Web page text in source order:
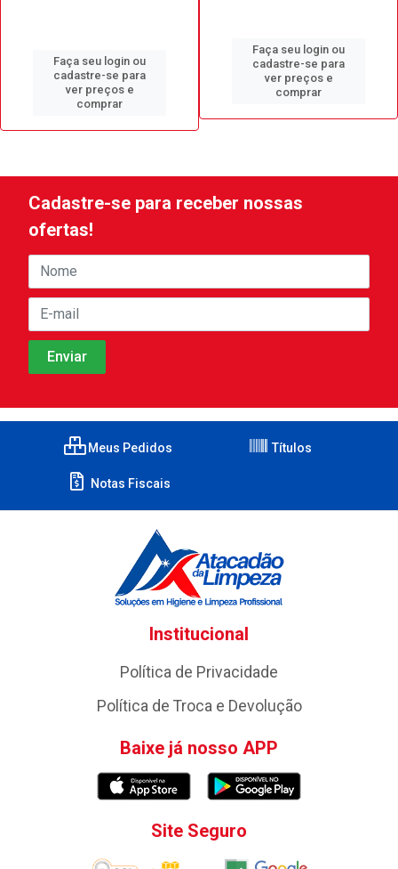
Faça seu login ou
cadastre-se para
ver preços e
comprar
Faça seu login ou
cadastre-se para
ver preços e
comprar
Cadastre-se para receber nossas
ofertas!
Meus Pedidos Títulos
Notas Fiscais
Institucional
Política de Privacidade
Política de Troca e Devolução
Baixe já nosso APP
Site Seguro